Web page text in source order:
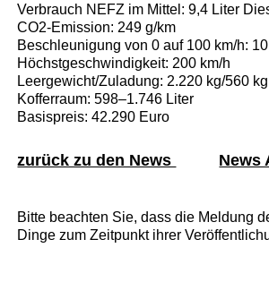
Verbrauch NEFZ im Mittel: 9,4 Liter
CO2-Emission: 249 g/km
Beschleunigung von 0 auf 100 km/h:
Höchstgeschwindigkeit: 200 km/h
Leergewicht/Zuladung: 2.220 kg/560 kg
Kofferraum: 598–1.746 Liter
Basispreis: 42.290 Euro
zurück zu den News News
Bitte beachten Sie, dass die Meldung
Dinge zum Zeitpunkt ihrer